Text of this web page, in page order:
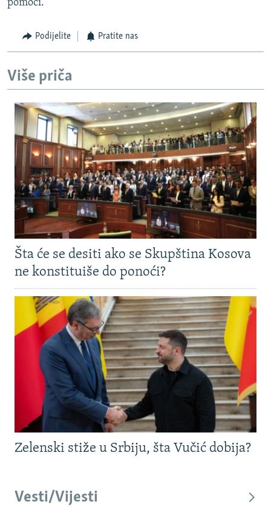
pomoći.
Podijelite Pratite nas
Više priča
Šta će se desiti ako se Skupština Kosova
ne konstituiše do ponoći?
Zelenski stiže u Srbiju, šta Vučić dobija?
Vesti/Vijesti